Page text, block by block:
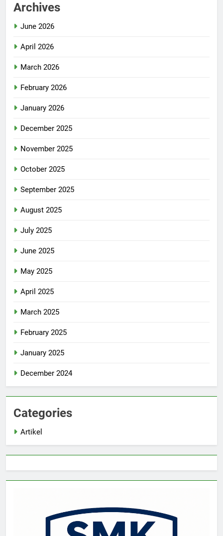
Archives
June 2026
April 2026
March 2026
February 2026
January 2026
December 2025
November 2025
October 2025
September 2025
August 2025
July 2025
June 2025
May 2025
April 2025
March 2025
February 2025
January 2025
December 2024
Categories
Artikel